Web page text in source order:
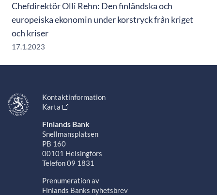
Chefdirektör Olli Rehn: Den finländska och
europeiska ekonomin under korstryck från kriget
och kriser
17.1.2023
Kontaktinformation
Karta
Finlands Bank
Snellmansplatsen
PB 160
00101 Helsingfors
Telefon 09 1831
Prenumeration av
Finlands Banks nyhetsbrev